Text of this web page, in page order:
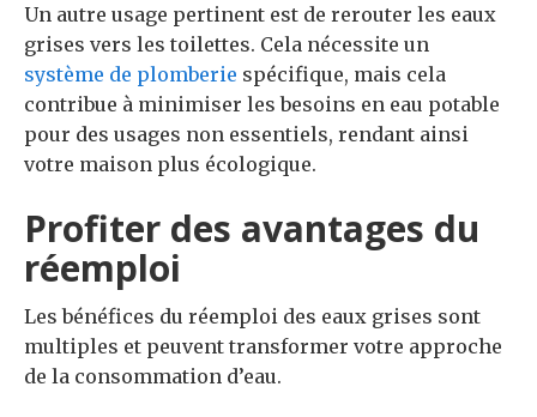
Un autre usage pertinent est de rerouter les eaux
grises vers les toilettes. Cela nécessite un
système de plomberie spécifique, mais cela
contribue à minimiser les besoins en eau potable
pour des usages non essentiels, rendant ainsi
votre maison plus écologique.
Profiter des avantages du
réemploi
Les bénéfices du réemploi des eaux grises sont
multiples et peuvent transformer votre approche
de la consommation d’eau.